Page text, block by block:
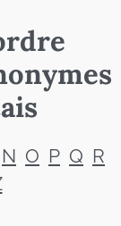
N O P Q R